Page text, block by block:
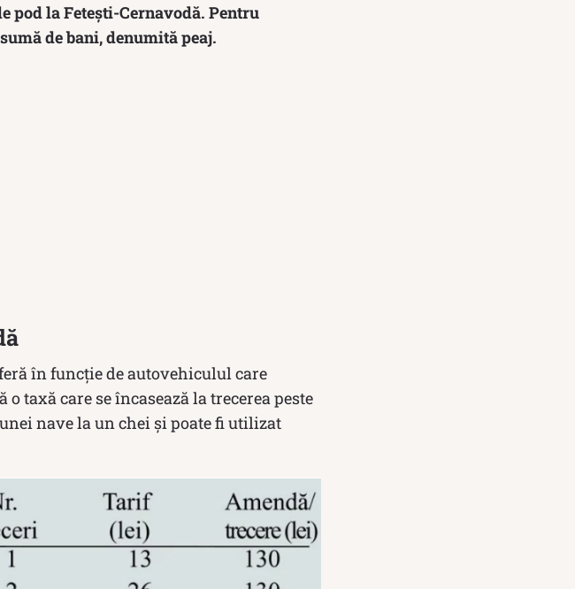
pod la Fetești-Cernavodă. Pentru
de bani, denumită peaj.
în funcție de autovehiculul care
taxă care se încasează la trecerea peste
nave la un chei și poate fi utilizat